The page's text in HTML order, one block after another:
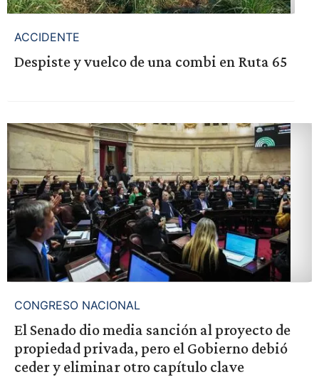
ACCIDENTE
Despiste y vuelco de una combi en Ruta 65
CONGRESO NACIONAL
El Senado dio media sanción al proyecto de
propiedad privada, pero el Gobierno debió
ceder y eliminar otro capítulo clave